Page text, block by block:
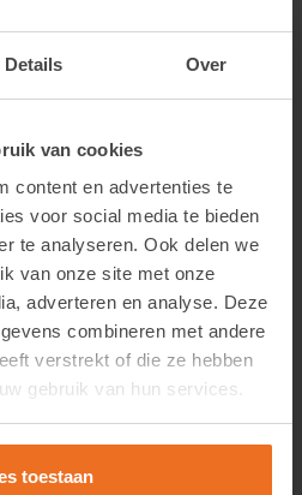
Details Over
van cookies
content en advertenties te
voor social media te bieden
te analyseren. Ook delen we
van onze site met onze
adverteren en analyse. Deze
combineren met andere
verstrekt of die ze hebben
gebruik van hun services.
toestaan
Goud of Platina
prijzen te zien.
product